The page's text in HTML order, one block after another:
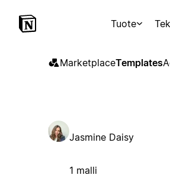
Tuote
MarketplaceTemplates
Jasmine Daisy
1 malli